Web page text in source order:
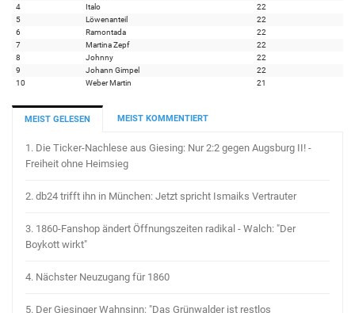
4
Italo
22
5
Löwenanteil
22
6
Ramontada
22
7
Martina Zepf
22
8
Johnny
22
9
Johann Gimpel
22
10
Weber Martin 21
MEIST GELESEN MEIST KOMMENTIERT
1. Die Ticker-Nachlese aus Giesing: Nur 2:2 gegen Augsburg II! -
Freiheit ohne Heimsieg
2. db24 trifft ihn in München: Jetzt spricht Ismaiks Vertrauter
3. 1860-Fanshop ändert Öffnungszeiten radikal - Walch: "Der
Boykott wirkt"
4. Nächster Neuzugang für 1860
5. Der Giesinger Wahnsinn: "Das Grünwalder ist restlos